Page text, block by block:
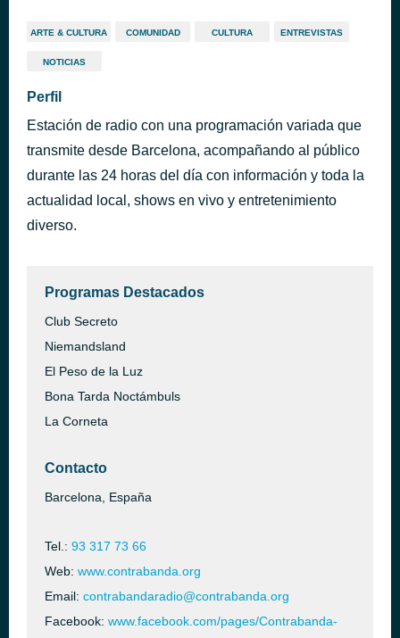
ARTE & CULTURA COMUNIDAD CULTURA ENTREVISTAS
NOTICIAS
Perfil
Estación de radio con una programación variada que
transmite desde Barcelona, acompañando al público
durante las 24 horas del día con información y toda la
actualidad local, shows en vivo y entretenimiento
diverso.
Programas Destacados
Club Secreto
Niemandsland
El Peso de la Luz
Bona Tarda Noctámbuls
La Corneta
Contacto
Barcelona, España
Tel.: 93 317 73 66
Web: www.contrabanda.org
Email: contrabandaradio@contrabanda.org
Facebook: www.facebook.com/pages/Contrabanda-